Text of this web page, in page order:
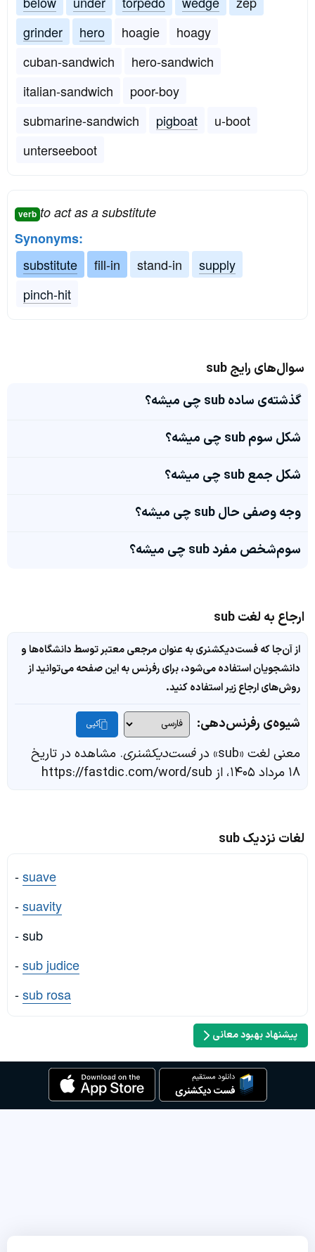
grinder
hero hoagie
hoagy
cuban-sandwich
hero-sandwich
italian-sandwich
poor-boy
submarine-sandwich
pigboat
u-boot
unterseeboot
verb to act as a substitute
Synonyms:
substitute
fill-in stand-in
supply
pinch-hit
سوال‌های رایج sub
گذشته‌ی ساده sub چی میشه؟
شکل سوم sub چی میشه؟
شکل جمع sub چی میشه؟
وجه وصفی حال sub چی میشه؟
سوم‌شخص مفرد sub چی میشه؟
ارجاع به لغت sub
از آن‌جا که فست‌دیکشنری به عنوان مرجعی معتبر توسط دانشگاه‌ها و
دانشجویان استفاده می‌شود، برای رفرنس به این صفحه می‌توانید از
روش‌های ارجاع زیر استفاده کنید.
شیوه‌ی رفرنس‌دهی: کپی
معنی لغت «sub» در فست‌دیکشنری. مشاهده در تاریخ
۱۸ مرداد ۱۴۰۵، از https://fastdic.com/word/sub
لغات نزدیک sub
-suave
-suavity
- sub
-sub judice
-sub rosa
پیشنهاد بهبود معانی